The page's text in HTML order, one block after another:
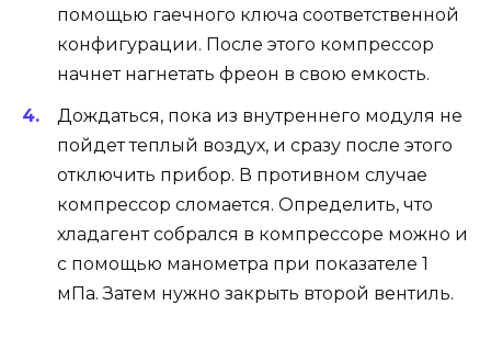
помощью гаечного ключа соответственной
конфигурации. После этого компрессор
начнет нагнетать фреон в свою емкость.
Дождаться, пока из внутреннего модуля не
пойдет теплый воздух, и сразу после этого
отключить прибор. В противном случае
компрессор сломается. Определить, что
хладагент собрался в компрессоре можно и
с помощью манометра при показателе 1
мПа. Затем нужно закрыть второй вентиль.